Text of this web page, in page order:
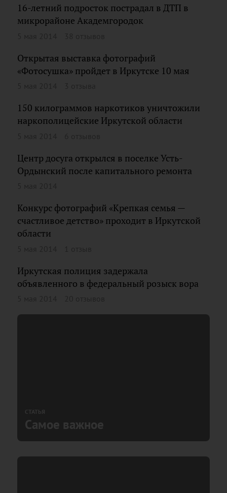
16-летний подросток пострадал в ДТП в
микрорайоне Академгородок
Открытая выставка фотографий
«Фотосушка» пройдет в Иркутске 10 мая
150 килограммов наркотиков уничтожили
наркополицейские Иркутской области
Центр досуга открылся в поселке Усть-
Ордынский после капитального ремонта
Конкурс фотографий «Крепкая семья —
счастливое детство» проходит в Иркутской
области
Иркутская полиция задержала
объявленного в федеральный розыск вора
СТАТЬЯ
Самое важное